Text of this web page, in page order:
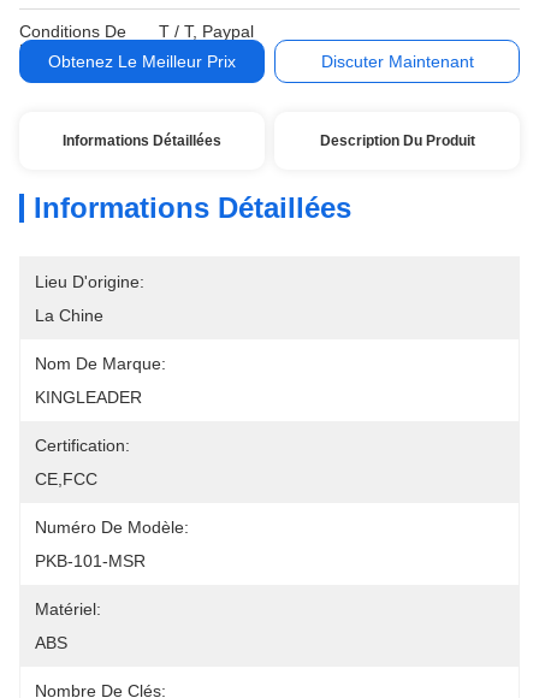
Conditions De
Paiement:
T / T, Paypal
Obtenez Le Meilleur Prix
Discuter Maintenant
Informations Détaillées Description Du Produit
Informations Détaillées
Lieu D'origine:
La Chine
Nom De Marque:
KINGLEADER
Certification:
CE,FCC
Numéro De Modèle:
PKB-101-MSR
Matériel:
ABS
Nombre De Clés: